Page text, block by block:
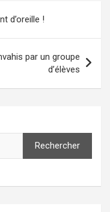
d’oreille !
par un groupe
d’élèves
Rechercher